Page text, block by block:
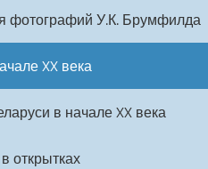
фотографий У.К. Брумфилда
XX века
в начале XX века
открытках